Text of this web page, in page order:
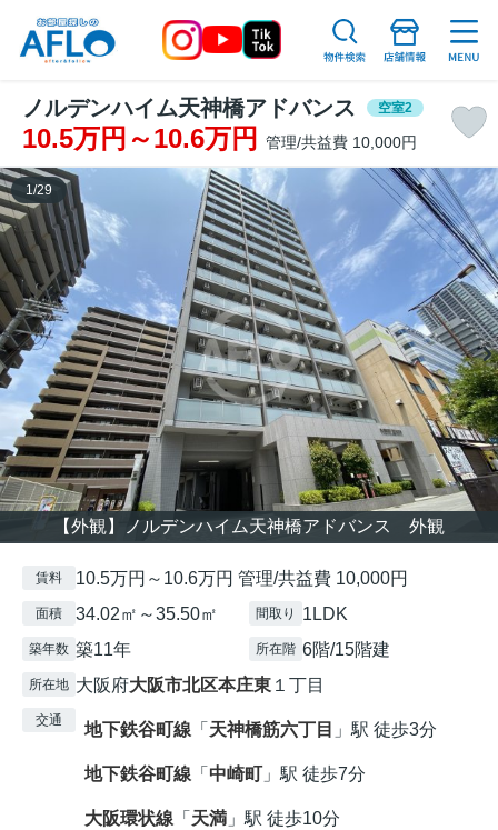
ノルデンハイム天神橋アドバンス 空室2
10.5万円～10.6万円 管理/共益費 10,000円
【外観】ノルデンハイム天神橋アドバンス 外観
1/29
賃料 10.5万円～10.6万円 管理/共益費 10,000円
面積 34.02㎡～35.50㎡ 間取り 1LDK
築年数 築11年 所在階 6階/15階建
所在地 大阪府大阪市北区本庄東 １丁目
交通 地下鉄谷町線 「 天神橋筋六丁目 」駅 徒歩3分
地下鉄谷町線 「 中崎町 」駅 徒歩7分
大阪環状線 「 天満 」駅 徒歩10分